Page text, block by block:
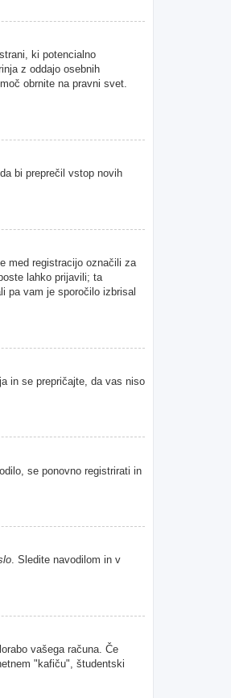
ki potencialno
z oddajo osebnih
obrnite na pravni svet.
bi preprečil vstop novih
med registracijo označili za
lahko prijavili; ta
pa vam je sporočilo izbrisal
in se prepričajte, da vas niso
se ponovno registrirati in
. Sledite navodilom in v
vašega računa. Če
"kafiču", študentski